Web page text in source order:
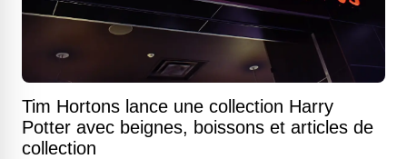
Tim Hortons lance une collection Harry
Potter avec beignes, boissons et articles de
collection